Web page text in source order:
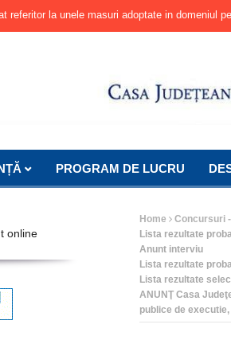
la unele masuri adoptate in domeniul
PROGRAM DE LUCRU
Home Concursuri
Lista rezultate
Anunt interviu
Lista rezultate
Lista rezultate
ANUNŢ Casa
publice de
online